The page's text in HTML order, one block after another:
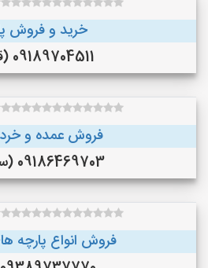
خرید و فروش
09189704511 (قروه )
فروش عمده و
09186469703 (سنندج )
فروش انواع پارچه